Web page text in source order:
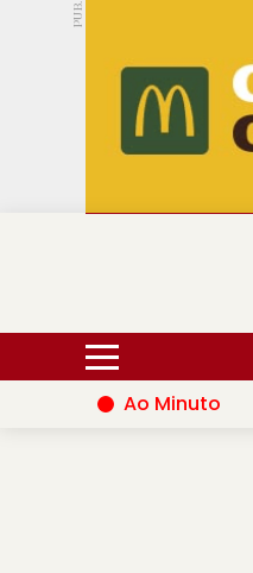
PUB.
Hoje 14ºC 31ºC
Ao Minuto
mundo da moda | D.